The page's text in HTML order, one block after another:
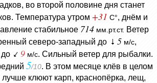
во второй половине дня станет
Температура утром +31 C°, днём и
стабильное 714 мм.рт.ст. Ветер
северо-западный до
5 м/с,
9 м/с. Сильный ветер для рыбалки.
5/10. В этом месяце клёв в целом
клюют карп, краснопёрка, лещ,